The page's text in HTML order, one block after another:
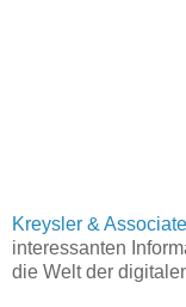
Kreysler &
interessanten
die Welt der